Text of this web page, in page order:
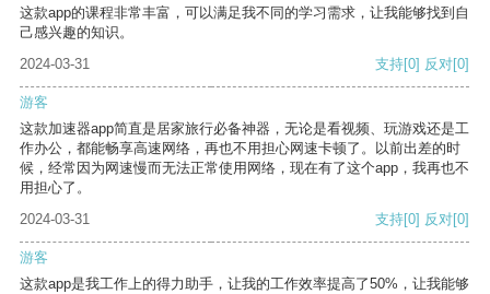
这款app的课程非常丰富，可以满足我不同的学习需求，让我能够找到自
己感兴趣的知识。
2024-03-31
支持[0] 反对[0]
游客
这款加速器app简直是居家旅行必备神器，无论是看视频、玩游戏还是工
作办公，都能畅享高速网络，再也不用担心网速卡顿了。以前出差的时
候，经常因为网速慢而无法正常使用网络，现在有了这个app，我再也不
用担心了。
2024-03-31
支持[0] 反对[0]
游客
这款app是我工作上的得力助手，让我的工作效率提高了50%，让我能够